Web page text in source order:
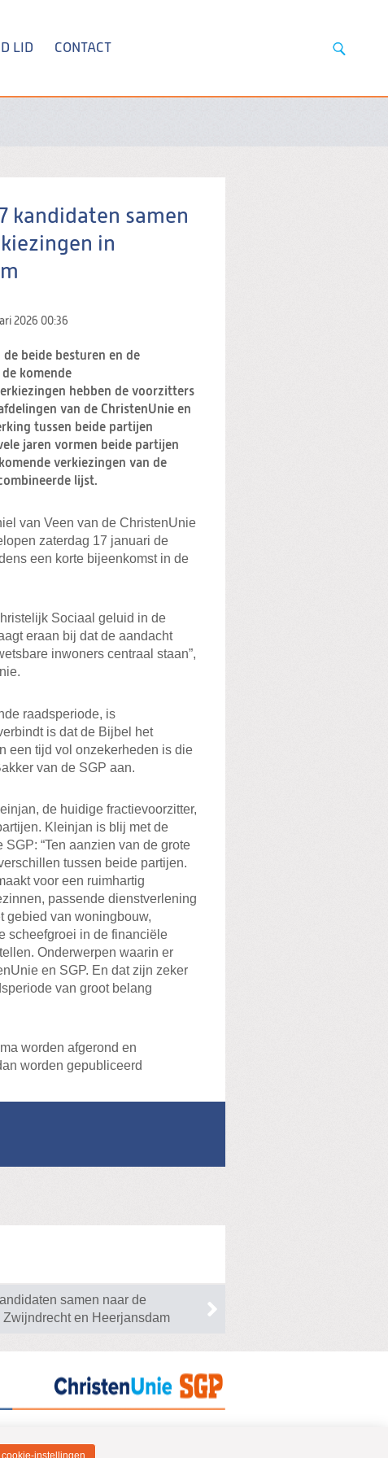
LID CONTACT
kandidaten samen
in
2026 00:36
de beide besturen en de
komende
hebben de voorzitters
van de ChristenUnie en
tussen beide partijen
jaren vormen beide partijen
verkiezingen van de
lijst.
van Veen van de ChristenUnie
zaterdag 17 januari de
een korte bijeenkomst in de
Sociaal geluid in de
eraan bij dat de aandacht
inwoners centraal staan”,
raadsperiode, is
is dat de Bijbel het
een tijd vol onzekerheden is die
van de SGP aan.
de huidige fractievoorzitter,
Kleinjan is blij met de
“Ten aanzien van de grote
tussen beide partijen.
voor een ruimhartig
passende dienstverlening
gebied van woningbouw,
scheefgroei in de financiële
Onderwerpen waarin er
en SGP. En dat zijn zeker
van groot belang
worden afgerond en
worden gepubliceerd
samen naar de
en Heerjansdam
cookie-instellingen